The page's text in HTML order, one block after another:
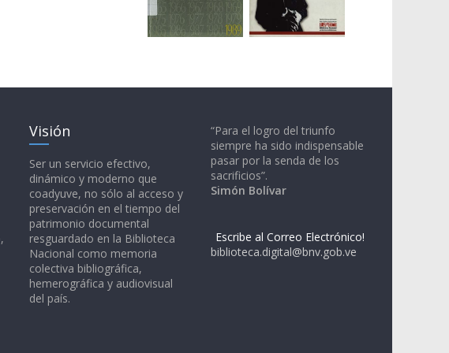
Visión
Ser un servicio efectivo,
dinámico y moderno que
coadyuve, no sólo al acceso y
preservación en el tiempo del
patrimonio documental
resguardado en la Biblioteca
Nacional como memoria
colectiva bibliográfica,
hemerográfica y audiovisual
del país.
“Para el logro del triunfo
siempre ha sido indispensable
pasar por la senda de los
sacrificios”.
Simón Bolívar
Escribe al Correo Electrónico!
biblioteca.digital@bnv.gob.ve